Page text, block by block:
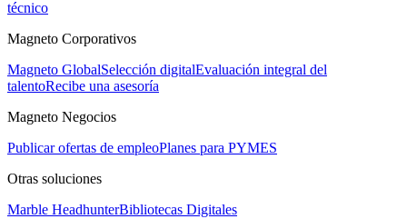
técnico
Magneto Corporativos
Magneto GlobalSelección digitalEvaluación integral del
talentoRecibe una asesoría
Magneto Negocios
Publicar ofertas de empleoPlanes para PYMES
Otras soluciones
Marble HeadhunterBibliotecas Digitales